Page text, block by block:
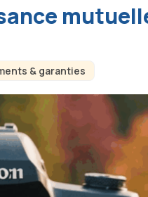
& garanties